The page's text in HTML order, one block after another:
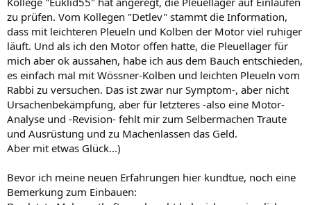
zu prüfen. Vom Kollegen "Detlev" stammt die Information,
dass mit leichteren Pleueln und Kolben der Motor viel ruhiger
läuft. Und als ich den Motor offen hatte, die Pleuellager für
mich aber ok aussahen, habe ich aus dem Bauch entschieden,
es einfach mal mit Wössner-Kolben und leichten Pleueln vom
Rabbi zu versuchen. Das ist zwar nur Symptom-, aber nicht
Ursachenbekämpfung, aber für letzteres -also eine Motor-
Analyse und -Revision- fehlt mir zum Selbermachen Traute
und Ausrüstung und zu Machenlassen das Geld.
Aber mit etwas Glück...)
Bevor ich meine neuen Erfahrungen hier kundtue, noch eine
Bemerkung zum Einbauen: